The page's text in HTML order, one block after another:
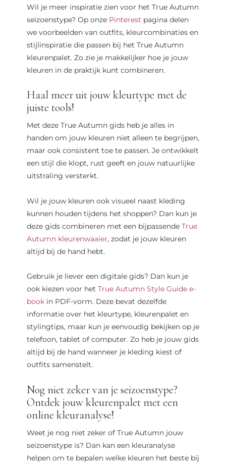
Wil je meer inspiratie zien voor het True Autumn
seizoenstype? Op onze Pinterest pagina delen
we voorbeelden van outfits, kleurcombinaties en
stijlinspiratie die passen bij het True Autumn
kleurenpalet. Zo zie je makkelijker hoe je jouw
kleuren in de praktijk kunt combineren.
Haal meer uit jouw kleurtype met de
juiste tools!
Met deze True Autumn gids heb je alles in
handen om jouw kleuren niet alleen te begrijpen,
maar ook consistent toe te passen. Je ontwikkelt
een stijl die klopt, rust geeft en jouw natuurlijke
uitstraling versterkt.
Wil je jouw kleuren ook visueel naast kleding
kunnen houden tijdens het shoppen? Dan kun je
deze gids combineren met een bijpassende True
Autumn kleurenwaaier, zodat je jouw kleuren
altijd bij de hand hebt.
Gebruik je liever een digitale gids? Dan kun je
ook kiezen voor het True Autumn Style Guide e-
bookin PDF-vorm. Deze bevat dezelfde
informatie over het kleurtype, kleurenpalet en
stylingtips, maar kun je eenvoudig bekijken op je
telefoon, tablet of computer. Zo heb je jouw gids
altijd bij de hand wanneer je kleding kiest of
outfits samenstelt.
Nog niet zeker van je seizoenstype?
Ontdek jouw kleurenpalet met een
online kleuranalyse!
Weet je nog niet zeker of True Autumn jouw
seizoenstype is? Dan kan een kleuranalyse
helpen om te bepalen welke kleuren het beste bij